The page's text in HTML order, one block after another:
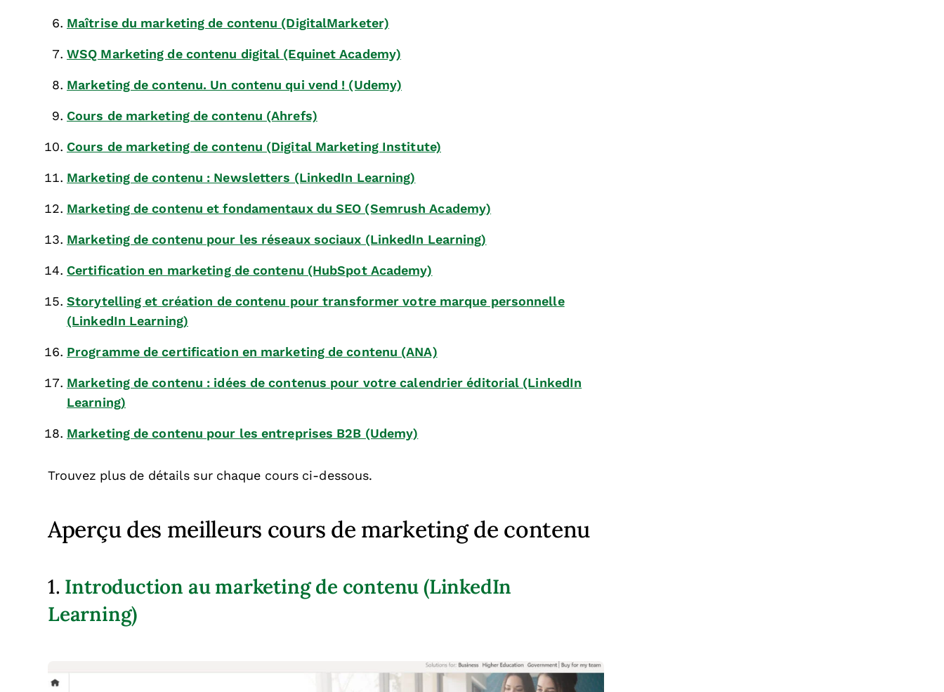
Maîtrise du marketing de contenu (DigitalMarketer)
WSQ Marketing de contenu digital (Equinet Academy)
Marketing de contenu. Un contenu qui vend ! (Udemy)
Cours de marketing de contenu (Ahrefs)
Cours de marketing de contenu (Digital Marketing Institute)
Marketing de contenu : Newsletters (LinkedIn Learning)
Marketing de contenu et fondamentaux du SEO (Semrush Academy)
Marketing de contenu pour les réseaux sociaux (LinkedIn Learning)
Certification en marketing de contenu (HubSpot Academy)
Storytelling et création de contenu pour transformer votre marque personnelle
(LinkedIn Learning)
Programme de certification en marketing de contenu (ANA)
Marketing de contenu : idées de contenus pour votre calendrier éditorial (LinkedIn
Learning)
Marketing de contenu pour les entreprises B2B (Udemy)
Trouvez plus de détails sur chaque cours ci-dessous.
Aperçu des meilleurs cours de marketing de contenu
1. Introduction au marketing de contenu (LinkedIn
Learning)